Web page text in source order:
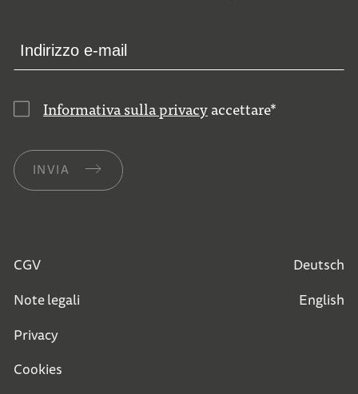
Informativa sulla privacy accettare*
INVIA
CGV
Note legali
Privacy
Cookies
Deutsch
English